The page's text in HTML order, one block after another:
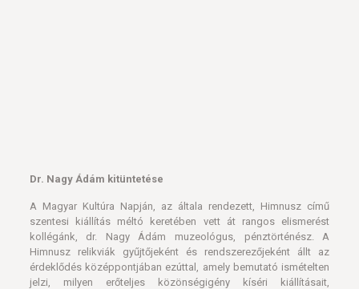
Dr. Nagy Ádám kitüntetése
A Magyar Kultúra Napján, az általa rendezett, Himnusz című
szentesi kiállítás méltó keretében vett át rangos elismerést
kollégánk, dr. Nagy Ádám muzeológus, pénztörténész. A
Himnusz relikviák gyűjtőjeként és rendszerezőjeként állt az
érdeklődés középpontjában ezúttal, amely bemutató ismételten
jelzi, milyen erőteljes közönségigény kíséri kiállításait,